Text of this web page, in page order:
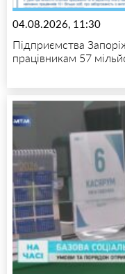
04.08.2026, 11:30
Підприємства
працівникам 57